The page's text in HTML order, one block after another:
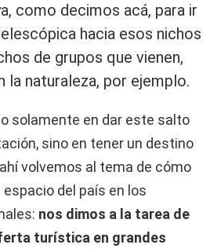
como decimos acá, para ir
hacia esos nichos
de grupos que vienen,
la naturaleza, por ejemplo.
solamente en dar este salto
sino en tener un destino
volvemos al tema de cómo
del país en los
nos dimos a la tarea de
turística en grandes